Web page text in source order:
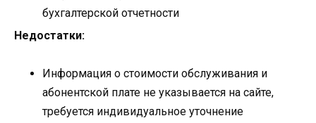
бухгалтерской отчетности
Недостатки:
Информация о стоимости обслуживания и
абонентской плате не указывается на сайте,
требуется индивидуальное уточнение